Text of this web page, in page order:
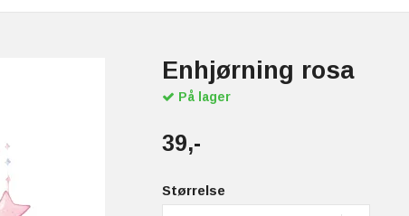
Enhjørning rosa
På lager
39,-
Størrelse